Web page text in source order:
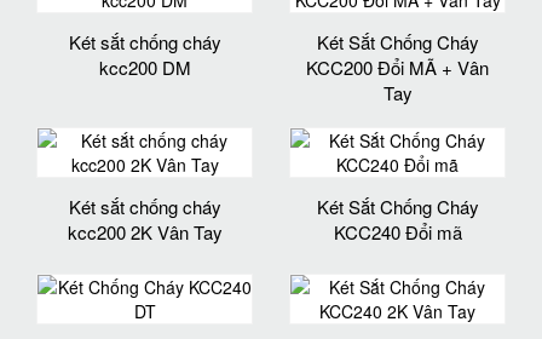
Két sắt chống cháy
kcc200 DM
Két Sắt Chống Cháy
KCC200 Đổi MÃ + Vân
Tay
Két sắt chống cháy
kcc200 2K Vân Tay
Két Sắt Chống Cháy
KCC240 Đổi mã